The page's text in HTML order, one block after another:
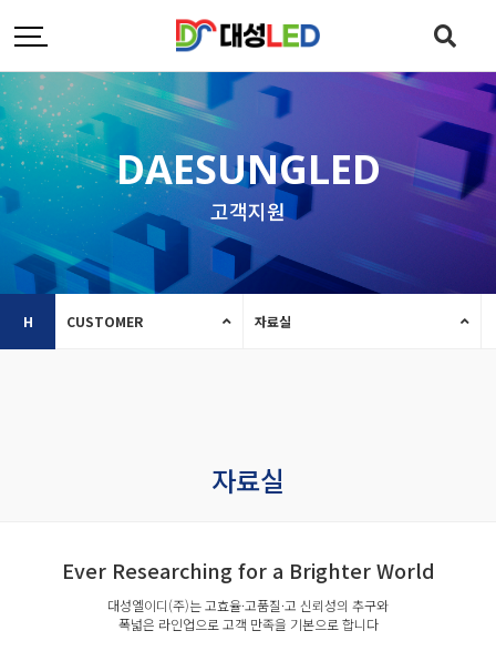
DAESUNGLED
고객지원
H CUSTOMER 자료실
자료실
Ever Researching for a Brighter World
대성엘이디(주)는 고효율·고품질·고 신뢰성의 추구와
폭넓은 라인업으로 고객 만족을 기본으로 합니다